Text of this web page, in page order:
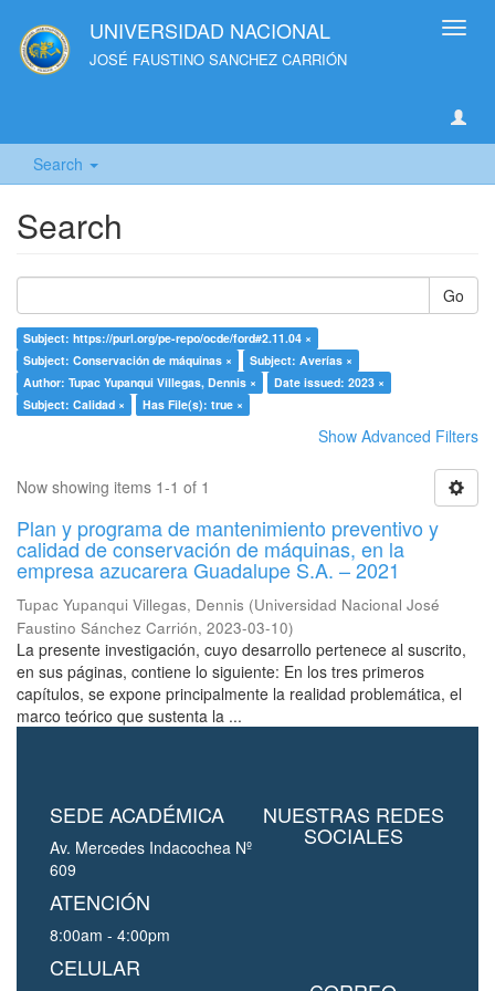
UNIVERSIDAD NACIONAL
JOSÉ FAUSTINO SANCHEZ CARRIÓN
Search
Search
Go
Subject: https://purl.org/pe-repo/ocde/ford#2.11.04 ×
Subject: Conservación de máquinas ×
Subject: Averías ×
Author: Tupac Yupanqui Villegas, Dennis ×
Date issued: 2023 ×
Subject: Calidad ×
Has File(s): true ×
Show Advanced Filters
Now showing items 1-1 of 1
Plan y programa de mantenimiento preventivo y
calidad de conservación de máquinas, en la
empresa azucarera Guadalupe S.A. – 2021
Tupac Yupanqui Villegas, Dennis (Universidad Nacional José
Faustino Sánchez Carrión, 2023-03-10)
La presente investigación, cuyo desarrollo pertenece al suscrito,
en sus páginas, contiene lo siguiente: En los tres primeros
capítulos, se expone principalmente la realidad problemática, el
marco teórico que sustenta la ...
SEDE ACADÉMICA
Av. Mercedes Indacochea Nº
609
ATENCIÓN
8:00am - 4:00pm
CELULAR
NUESTRAS REDES
SOCIALES